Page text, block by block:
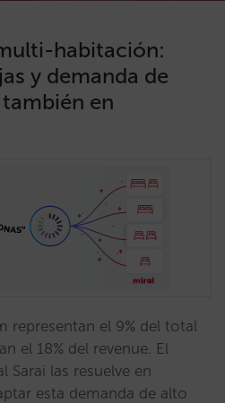
habitación:
y demanda de
en
representan el 9% del total
el 18% del revenue. El
Sarai las resuelve en
esta demanda de alto